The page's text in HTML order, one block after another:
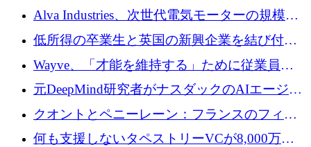
クプラットフォームの開発に65万ユーロを確
Alva Industries、次世代電気モーターの規模拡
大に 1,600 万ユーロを調達
低所得の卒業生と英国の新興企業を結び付け
るためにCommon Pathを開始
Wayve、「才能を維持する」ために従業員に
8,500万ドルの株式公開買い付けを実施
元DeepMind研究者がナスダックのAIエージェ
ントを拡張するためにCreandumの資金調達で
記録を獲得
クオントとペニーレーン：フランスのフィン
テックの友人と敵
何も支援しないタペストリーVCが8,000万ド